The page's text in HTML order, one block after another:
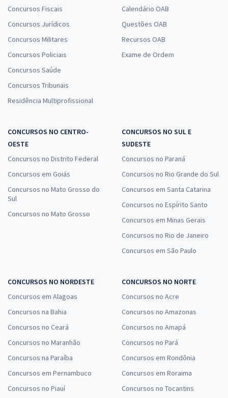
Concursos Fiscais
Concursos Jurídicos
Concursos Militares
Concursos Policiais
Concursos Saúde
Concursos Tribunais
Residência Multiprofissional
Calendário OAB
Questões OAB
Recursos OAB
Exame de Ordem
CONCURSOS NO CENTRO-
OESTE
Concursos no Distrito Federal
Concursos em Goiás
Concursos no Mato Grosso do
Sul
Concursos no Mato Grosso
CONCURSOS NO SUL E
SUDESTE
Concursos no Paraná
Concursos no Rio Grande do Sul
Concursos em Santa Catarina
Concursos no Espírito Santo
Concursos em Minas Gerais
Concursos no Rio de Janeiro
Concursos em São Paulo
CONCURSOS NO NORDESTE
Concursos em Alagoas
Concursos na Bahia
Concursos no Ceará
Concursos no Maranhão
Concursos na Paraíba
Concursos em Pernambuco
Concursos no Piauí
CONCURSOS NO NORTE
Concursos no Acre
Concursos no Amazonas
Concursos no Amapá
Concursos no Pará
Concursos em Rondônia
Concursos em Roraima
Concursos no Tocantins